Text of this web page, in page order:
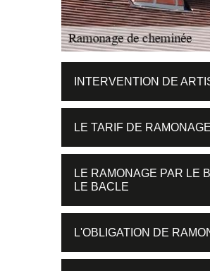
INTERVENTION DE
LE TARIF DE
LE RAMONAGE PAR LE
LE BACLE
L'OBLIGATION DE